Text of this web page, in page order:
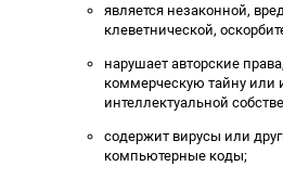
является незаконной,
клеветнической,
нарушает авторские
коммерческую тайну или
интеллектуальной
содержит вирусы или
компьютерные коды;